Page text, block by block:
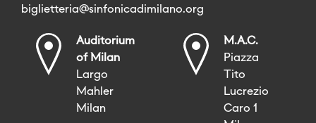
biglietteria@sinfonicadimilano.org
Auditorium
of Milan
Largo
Mahler
Milan
M.A.C.
Piazza
Tito
Lucrezio
Caro 1